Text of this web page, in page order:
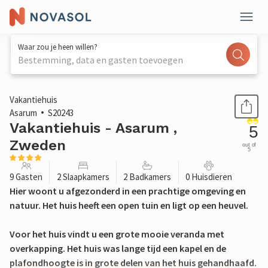
Waar zou je heen willen?
Bestemming, data en gasten toevoegen
1 / 34
Vakantiehuis
Asarum
S20243
Vakantiehuis - Asarum ,
Zweden
5
out of
5
9 Gasten 2 Slaapkamers 2 Badkamers 0 Huisdieren
Hier woont u afgezonderd in een prachtige omgeving en
natuur. Het huis heeft een open tuin en ligt op een heuvel.
Voor het huis vindt u een grote mooie veranda met
overkapping. Het huis was lange tijd een kapel en de
plafondhoogte is in grote delen van het huis gehandhaafd.